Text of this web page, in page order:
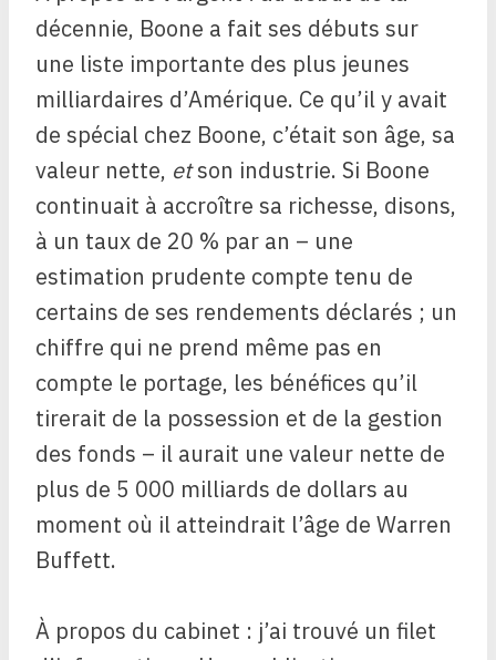
décennie, Boone a fait ses débuts sur
une liste importante des plus jeunes
milliardaires d’Amérique. Ce qu’il y avait
de spécial chez Boone, c’était son âge, sa
valeur nette, etson industrie. Si Boone
continuait à accroître sa richesse, disons,
à un taux de 20 % par an – une
estimation prudente compte tenu de
certains de ses rendements déclarés ; un
chiffre qui ne prend même pas en
compte le portage, les bénéfices qu’il
tirerait de la possession et de la gestion
des fonds – il aurait une valeur nette de
plus de 5 000 milliards de dollars au
moment où il atteindrait l’âge de Warren
Buffett.
À propos du cabinet : j’ai trouvé un filet